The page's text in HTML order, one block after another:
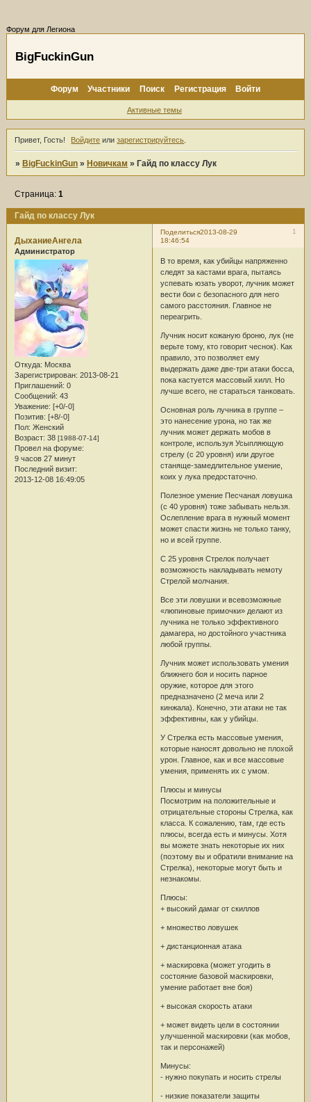
Форум для Легиона
BigFuckinGun
Форум Участники Поиск Регистрация Войти
Активные темы
Привет, Гость! Войдите илизарегистрируйтесь
» BigFuckinGun » Новичкам » Гайд по классу Лук
Гайд по классу Лук
Страница:1
Поделиться 1
2013-08-29
18:46:54
ДыханиеАнгела
Администратор
Откуда: Москва
Зарегистрирован: 2013-08-21
Приглашений: 0
Сообщений: 43
Уважение: [+0/-0]
Позитив: [+8/-0]
Пол: Женский
Возраст: 38 [1988-07-14]
Провел на форуме:
9 часов 27 минут
Последний визит:
2013-12-08 16:49:05
В то время, как убийцы напряженно
следят за кастами врага, пытаясь
успевать юзать уворот, лучник может
вести бои с безопасного для него
самого расстояния. Главное не
переагрить.
Лучник носит кожаную броню, лук (не
верьте тому, кто говорит чеснок). Как
правило, это позволяет ему
выдержать даже две-три атаки босса,
пока кастуется массовый хилл. Но
лучше всего, не стараться танковать.
Основная роль лучника в группе –
это нанесение урона, но так же
лучник может держать мобов в
контроле, используя Усыпляющую
стрелу (с 20 уровня) или другое
станяще-замедлительное умение,
коих у лука предостаточно.
Полезное умение Песчаная ловушка
(c 40 уровня) тоже забывать нельзя.
Ослепление врага в нужный момент
может спасти жизнь не только танку,
но и всей группе.
С 25 уровня Стрелок получает
возможность накладывать немоту
Стрелой молчания.
Все эти ловушки и всевозможные
«люпиновые примочки» делают из
лучника не только эффективного
дамагера, но достойного участника
любой группы.
Лучник может использовать умения
ближнего боя и носить парное
оружие, которое для этого
предназначено (2 меча или 2
кинжала). Конечно, эти атаки не так
эффективны, как у убийцы.
У Стрелка есть массовые умения,
которые наносят довольно не плохой
урон. Главное, как и все массовые
умения, применять их с умом.
Плюсы и минусы
Посмотрим на положительные и
отрицательные стороны Стрелка, как
класса. К сожалению, там, где есть
плюсы, всегда есть и минусы. Хотя
вы можете знать некоторые их них
(поэтому вы и обратили внимание на
Стрелка), некоторые могут быть и
незнакомы.
Плюсы:
+ высокий дамаг от скиллов
+ множество ловушек
+ дистанционная атака
+ маскировка (может угодить в
состояние базовой маскировки,
умение работает вне боя)
+ высокая скорость атаки
+ может видеть цели в состоянии
улучшенной маскировки (как мобов,
так и персонажей)
Минусы:
- нужно покупать и носить стрелы
- низкие показатели защиты